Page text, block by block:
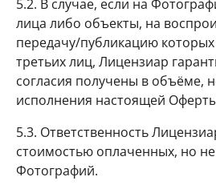
5.2. В случае, если на
лица либо объекты, на
передачу/публикацию которых
третьих лиц, Лицензиар
согласия получены в объёме,
исполнения настоящей
5.3. Ответственность
стоимостью оплаченных, но
Фотографий.